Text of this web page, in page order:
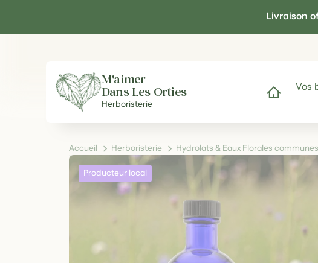
Livraison
M'aimer
Dans Les Orties
Herboristerie
Accueil
Vos
Accueil Herboristerie Hydrolats & Eaux Florales communes